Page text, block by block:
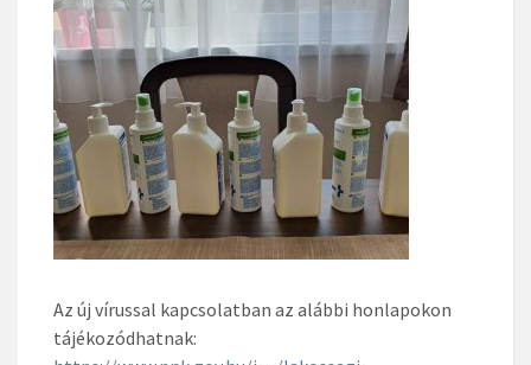
Az új vírussal kapcsolatban az alábbi honlapokon
tájékozódhatnak: